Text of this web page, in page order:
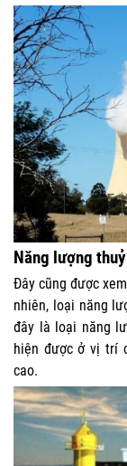
Năng lượng
Đây cũng được
nhiên, loại năng
đây là loại năng
hiện được ở vị trí
cao.